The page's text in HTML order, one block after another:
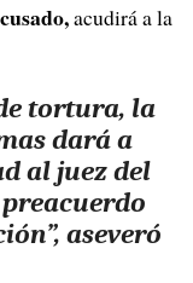
acudirá a la
tortura, la
dará a
al juez del
aseveró